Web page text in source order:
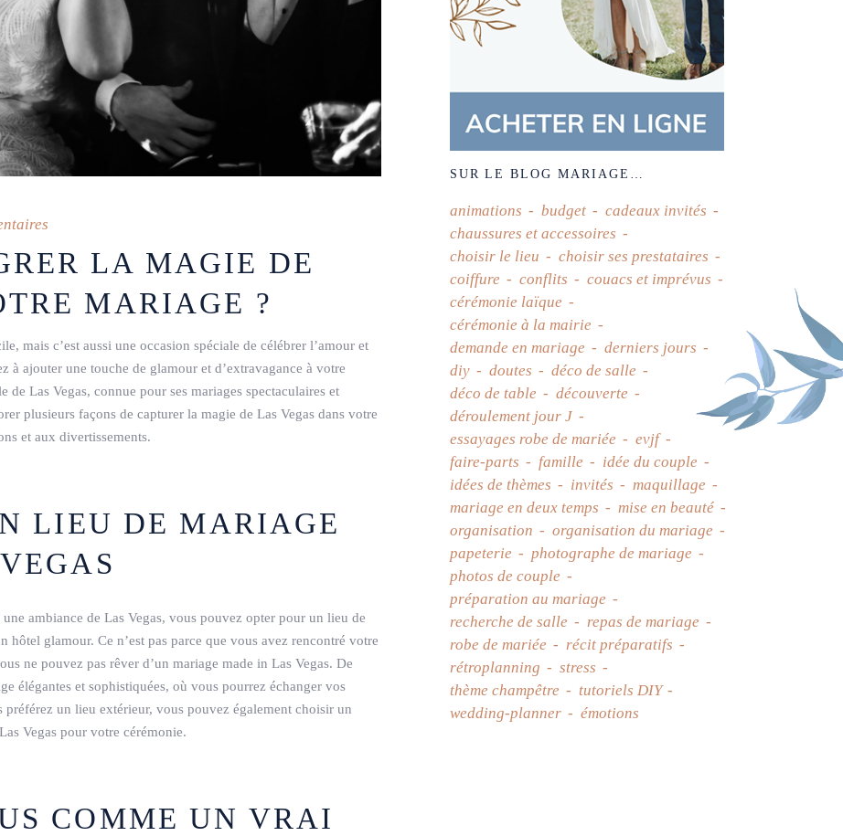
LA MAGIE DE
MARIAGE ?
mais c’est aussi une occasion spéciale de célébrer l’amour et
à ajouter une touche de glamour et d’extravagance à votre
Las Vegas, connue pour ses mariages spectaculaires et
plusieurs façons de capturer la magie de Las Vegas dans votre
et aux divertissements.
LIEU DE MARIAGE
ambiance de Las Vegas, vous pouvez opter pour un lieu de
glamour. Ce n’est pas parce que vous avez rencontré votre
ne pouvez pas rêver d’un mariage made in Las Vegas. De
élégantes et sophistiquées, où vous pourrez échanger vos
un lieu extérieur, vous pouvez également choisir un
Vegas pour votre cérémonie.
COMME UN VRAI
SUR LE BLOG MARIAGE…
animations budget
cadeaux invités
chaussures et accessoires
choisir le lieu
choisir ses prestataires
coiffure
conflits
couacs et imprévus
cérémonie laïque
cérémonie à la mairie
demande en mariage
derniers jours
diy
doutes
déco de salle
déco de table
découverte
déroulement jour J
essayages robe de mariée
evjf
faire-parts
famille
idée du couple
idées de thèmes
invités
maquillage
mariage en deux temps
mise en beauté
organisation
organisation du mariage
papeterie
photographe de mariage
photos de couple
préparation au mariage
recherche de salle
repas de mariage
robe de mariée
récit préparatifs
rétroplanning
stress
thème champêtre
tutoriels DIY
wedding-planner
émotions